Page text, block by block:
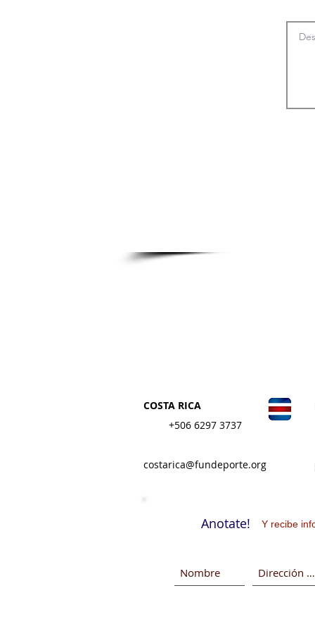
COSTA RICA
+506 6297 3737
costarica@fundeporte.org
Anotate! Y recibe